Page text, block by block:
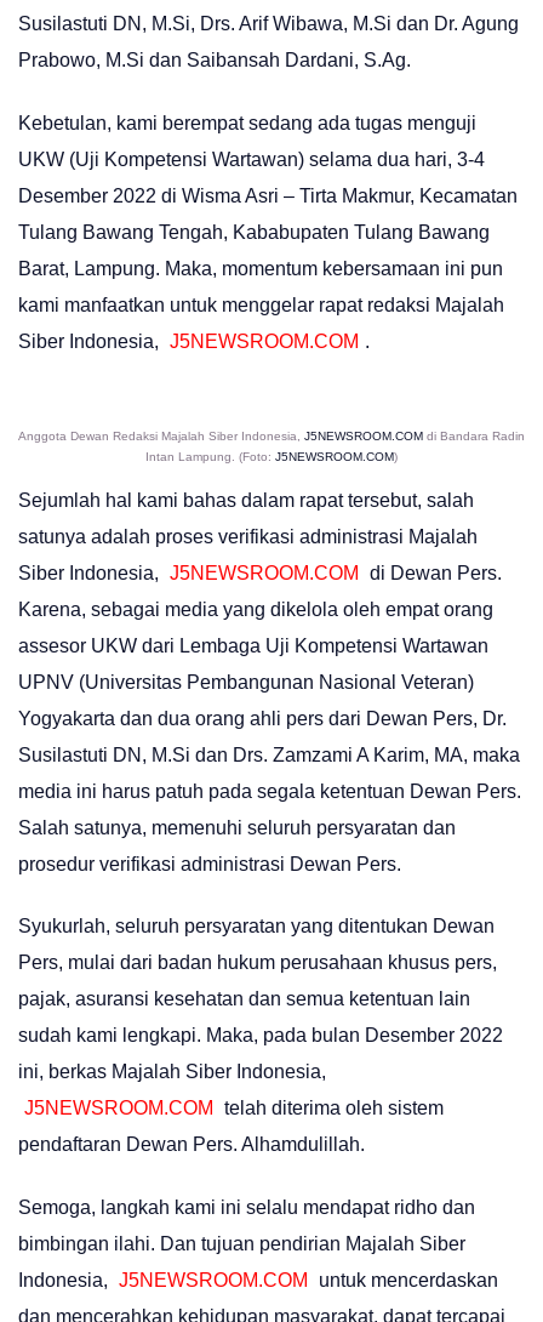
Susilastuti DN, M.Si, Drs. Arif Wibawa, M.Si dan Dr. Agung
Prabowo, M.Si dan Saibansah Dardani, S.Ag.
Kebetulan, kami berempat sedang ada tugas menguji
UKW (Uji Kompetensi Wartawan) selama dua hari, 3-4
Desember 2022 di Wisma Asri – Tirta Makmur, Kecamatan
Tulang Bawang Tengah, Kababupaten Tulang Bawang
Barat, Lampung. Maka, momentum kebersamaan ini pun
kami manfaatkan untuk menggelar rapat redaksi Majalah
Siber Indonesia, J5NEWSROOM.COM .
Anggota Dewan Redaksi Majalah Siber Indonesia, J5NEWSROOM.COM di Bandara Radin
Intan Lampung. (Foto: J5NEWSROOM.COM)
Sejumlah hal kami bahas dalam rapat tersebut, salah
satunya adalah proses verifikasi administrasi Majalah
Siber Indonesia, J5NEWSROOM.COM
di Dewan Pers.
Karena, sebagai media yang dikelola oleh empat orang
assesor UKW dari Lembaga Uji Kompetensi Wartawan
UPNV (Universitas Pembangunan Nasional Veteran)
Yogyakarta dan dua orang ahli pers dari Dewan Pers, Dr.
Susilastuti DN, M.Si dan Drs. Zamzami A Karim, MA, maka
media ini harus patuh pada segala ketentuan Dewan Pers.
Salah satunya, memenuhi seluruh persyaratan dan
prosedur verifikasi administrasi Dewan Pers.
Syukurlah, seluruh persyaratan yang ditentukan Dewan
Pers, mulai dari badan hukum perusahaan khusus pers,
pajak, asuransi kesehatan dan semua ketentuan lain
sudah kami lengkapi. Maka, pada bulan Desember 2022
ini, berkas Majalah Siber Indonesia,
J5NEWSROOM.COM
telah diterima oleh sistem
pendaftaran Dewan Pers. Alhamdulillah.
Semoga, langkah kami ini selalu mendapat ridho dan
bimbingan ilahi. Dan tujuan pendirian Majalah Siber
Indonesia, J5NEWSROOM.COM
untuk mencerdaskan
dan mencerahkan kehidupan masyarakat, dapat tercapai